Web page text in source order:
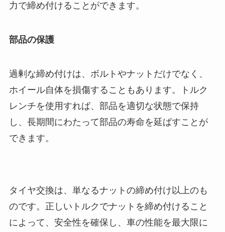
力で締め付けることができます。
部品の保護
過剰な締め付けは、ボルトやナットだけでなく、
ホイール自体を損傷することもあります。トルク
レンチを使用すれば、部品を適切な状態で保持
し、長期間にわたって部品の寿命を延ばすことが
できます。
タイヤ交換は、単なるナットの締め付け以上のも
のです。正しいトルクでナットを締め付けること
によって、安全性を確保し、車の性能を最大限に